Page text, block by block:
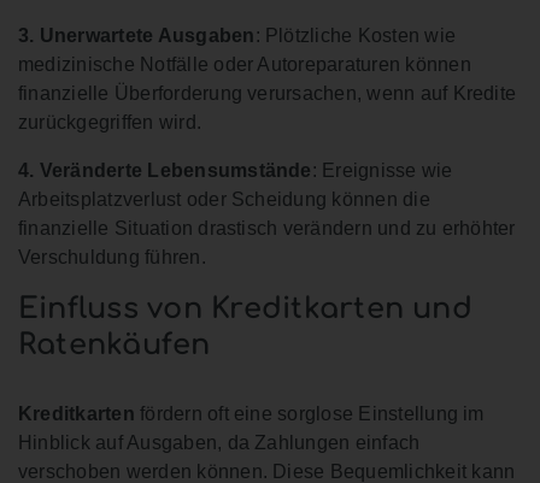
3. Unerwartete Ausgaben : Plötzliche Kosten wie
medizinische Notfälle oder Autoreparaturen können
finanzielle Überforderung verursachen, wenn auf Kredite
zurückgegriffen wird.
4. Veränderte Lebensumstände : Ereignisse wie
Arbeitsplatzverlust oder Scheidung können die
finanzielle Situation drastisch verändern und zu erhöhter
Verschuldung führen.
Einfluss von Kreditkarten und
Ratenkäufen
Kreditkarten fördern oft eine sorglose Einstellung im
Hinblick auf Ausgaben, da Zahlungen einfach
verschoben werden können. Diese Bequemlichkeit kann